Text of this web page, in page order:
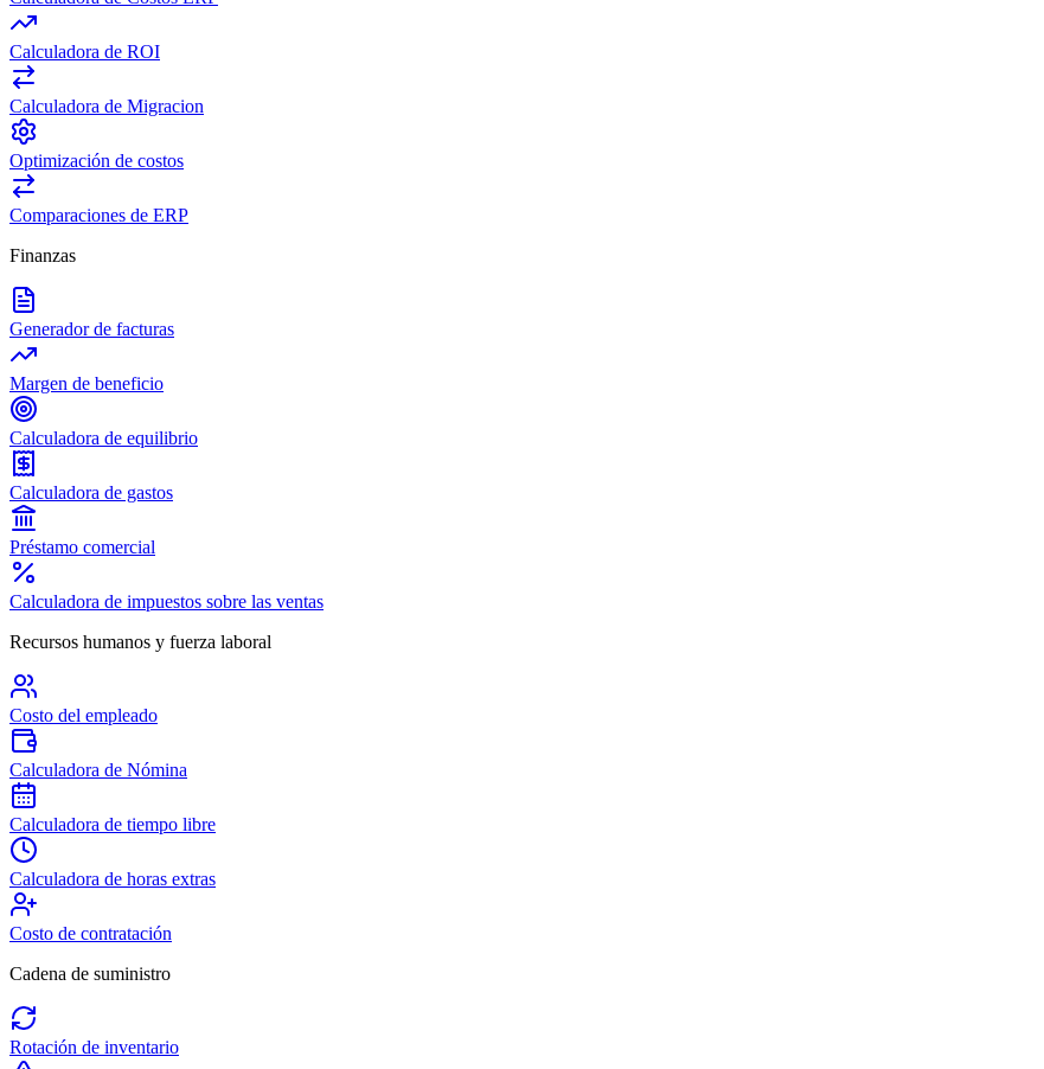
Calculadora de ROI
Calculadora de Migracion
Optimización de costos
Comparaciones de ERP
Finanzas
Generador de facturas
Margen de beneficio
Calculadora de equilibrio
Calculadora de gastos
Préstamo comercial
Calculadora de impuestos sobre las ventas
Recursos humanos y fuerza laboral
Costo del empleado
Calculadora de Nómina
Calculadora de tiempo libre
Calculadora de horas extras
Costo de contratación
Cadena de suministro
Rotación de inventario